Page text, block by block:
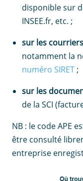
disponible sur
INSEE.fr, etc. ;
sur les courriers
notamment la
numéro SIRET ;
sur les
de la SCI
NB : le code APE
être consulté
entreprise